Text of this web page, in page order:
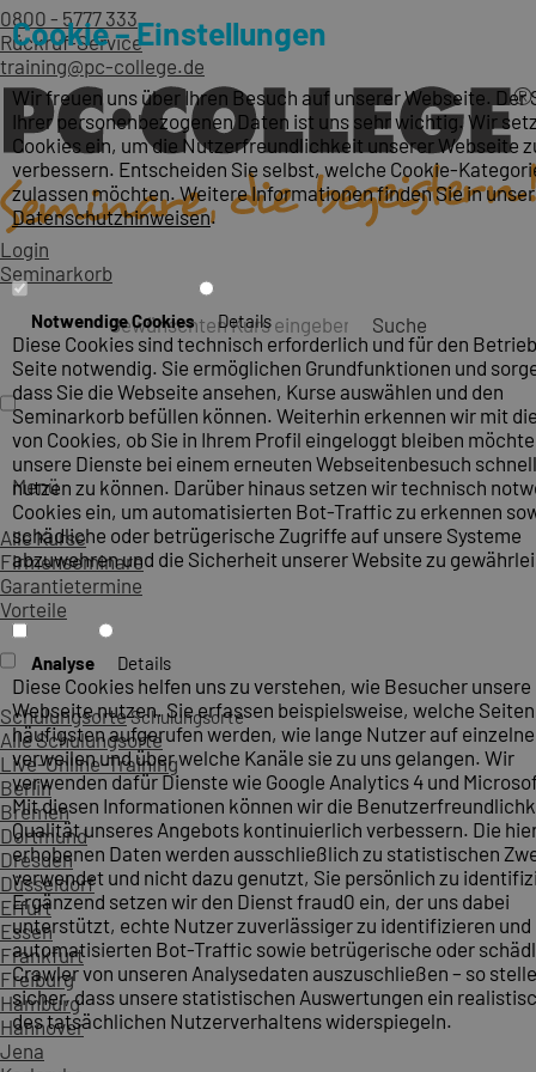
0800 - 5777 333
Rückruf-Service
training@pc-college.de
Login
Seminarkorb
Suche
Menü
Alle Kurse
Firmenseminare
Garantietermine
Vorteile
SchulungsorteSchulungsorte
Alle Schulungsorte
Live-Online-Training
Berlin
Bremen
Dortmund
Dresden
Düsseldorf
Erfurt
Essen
Frankfurt
Freiburg
Hamburg
Hannover
Jena
Cookie – Einstellungen
Wir freuen uns über Ihren Besuch auf unserer Webseite. Der
Ihrer personenbezogenen Daten ist uns sehr wichtig. Wir
Cookies ein, um die Nutzerfreundlichkeit unserer Webseite
verbessern. Entscheiden Sie selbst, welche Cookie-
zulassen möchten. Weitere Informationen finden Sie in
Datenschutzhinweisen.
Notwendige Cookies Details
Diese Cookies sind technisch erforderlich und für den
Seite notwendig. Sie ermöglichen Grundfunktionen und
dass Sie die Webseite ansehen, Kurse auswählen und den
Seminarkorb befüllen können. Weiterhin erkennen wir mit
von Cookies, ob Sie in Ihrem Profil eingeloggt bleiben
unsere Dienste bei einem erneuten Webseitenbesuch
nutzen zu können. Darüber hinaus setzen wir technisch
Cookies ein, um automatisierten Bot-Traffic zu erkennen
schädliche oder betrügerische Zugriffe auf unsere Systeme
abzuwehren und die Sicherheit unserer Website zu
Analyse Details
Diese Cookies helfen uns zu verstehen, wie Besucher unsere
Webseite nutzen. Sie erfassen beispielsweise, welche
häufigsten aufgerufen werden, wie lange Nutzer auf
verweilen und über welche Kanäle sie zu uns gelangen. Wir
verwenden dafür Dienste wie Google Analytics 4 und
Mit diesen Informationen können wir die
Qualität unseres Angebots kontinuierlich verbessern. Die
erhobenen Daten werden ausschließlich zu statistischen
verwendet und nicht dazu genutzt, Sie persönlich zu
Ergänzend setzen wir den Dienst fraud0 ein, der uns dabei
unterstützt, echte Nutzer zuverlässiger zu identifizieren und
automatisierten Bot-Traffic sowie betrügerische oder
Crawler von unseren Analysedaten auszuschließen – so
sicher, dass unsere statistischen Auswertungen ein
des tatsächlichen Nutzerverhaltens widerspiegeln.